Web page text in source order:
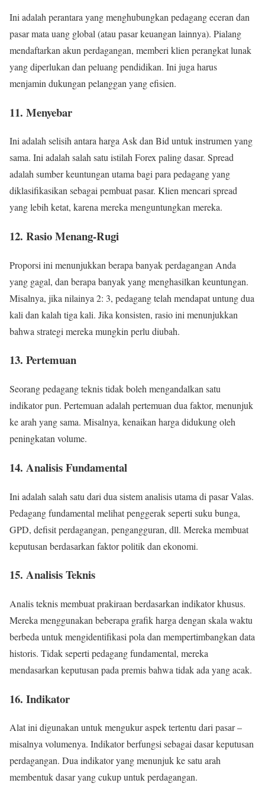
Ini adalah perantara yang menghubungkan pedagang eceran dan
pasar mata uang global (atau pasar keuangan lainnya). Pialang
mendaftarkan akun perdagangan, memberi klien perangkat lunak
yang diperlukan dan peluang pendidikan. Ini juga harus
menjamin dukungan pelanggan yang efisien.
11. Menyebar
Ini adalah selisih antara harga Ask dan Bid untuk instrumen yang
sama. Ini adalah salah satu istilah Forex paling dasar. Spread
adalah sumber keuntungan utama bagi para pedagang yang
diklasifikasikan sebagai pembuat pasar. Klien mencari spread
yang lebih ketat, karena mereka menguntungkan mereka.
12. Rasio Menang-Rugi
Proporsi ini menunjukkan berapa banyak perdagangan Anda
yang gagal, dan berapa banyak yang menghasilkan keuntungan.
Misalnya, jika nilainya 2: 3, pedagang telah mendapat untung dua
kali dan kalah tiga kali. Jika konsisten, rasio ini menunjukkan
bahwa strategi mereka mungkin perlu diubah.
13. Pertemuan
Seorang pedagang teknis tidak boleh mengandalkan satu
indikator pun. Pertemuan adalah pertemuan dua faktor, menunjuk
ke arah yang sama. Misalnya, kenaikan harga didukung oleh
peningkatan volume.
14. Analisis Fundamental
Ini adalah salah satu dari dua sistem analisis utama di pasar Valas.
Pedagang fundamental melihat penggerak seperti suku bunga,
GPD, defisit perdagangan, pengangguran, dll. Mereka membuat
keputusan berdasarkan faktor politik dan ekonomi.
15. Analisis Teknis
Analis teknis membuat prakiraan berdasarkan indikator khusus.
Mereka menggunakan beberapa grafik harga dengan skala waktu
berbeda untuk mengidentifikasi pola dan mempertimbangkan data
historis. Tidak seperti pedagang fundamental, mereka
mendasarkan keputusan pada premis bahwa tidak ada yang acak.
16. Indikator
Alat ini digunakan untuk mengukur aspek tertentu dari pasar –
misalnya volumenya. Indikator berfungsi sebagai dasar keputusan
perdagangan. Dua indikator yang menunjuk ke satu arah
membentuk dasar yang cukup untuk perdagangan.